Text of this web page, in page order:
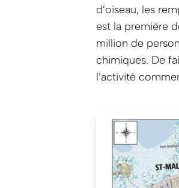
d’oiseau, les
est la première
million de
chimiques. De
l’activité